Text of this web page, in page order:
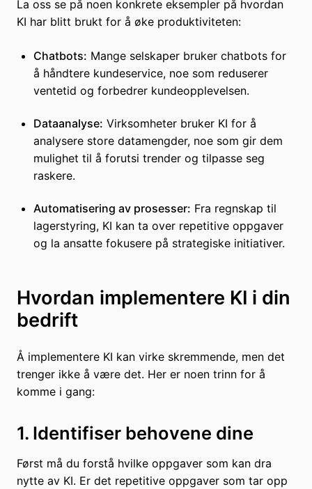
La oss se på noen konkrete eksempler på hvordan
KI har blitt brukt for å øke produktiviteten:
Chatbots: Mange selskaper bruker chatbots for
å håndtere kundeservice, noe som reduserer
ventetid og forbedrer kundeopplevelsen.
Dataanalyse: Virksomheter bruker KI for å
analysere store datamengder, noe som gir dem
mulighet til å forutsi trender og tilpasse seg
raskere.
Automatisering av prosesser: Fra regnskap til
lagerstyring, KI kan ta over repetitive oppgaver
og la ansatte fokusere på strategiske initiativer.
Hvordan implementere KI i din
bedrift
Å implementere KI kan virke skremmende, men det
trenger ikke å være det. Her er noen trinn for å
komme i gang:
1. Identifiser behovene dine
Først må du forstå hvilke oppgaver som kan dra
nytte av KI. Er det repetitive oppgaver som tar opp